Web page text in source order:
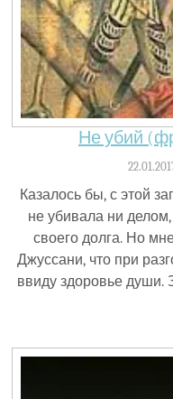
Не убий
Казалось бы, с этой
не убивала ни
своего долга. Но
Джуссани, что при
ввиду здоровье души.